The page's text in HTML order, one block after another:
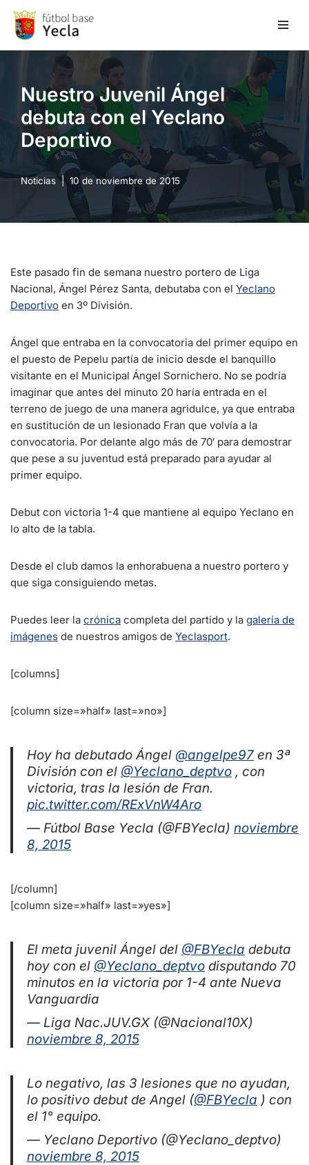
Saltar
al
contenido
Nuestro Juvenil Ángel
debuta con el Yeclano
Deportivo
Noticias 10 de noviembre de 2015
Este pasado fin de semana nuestro portero de Liga
Nacional, Ángel Pérez Santa, debutaba con el Yeclano
Deportivo en 3º División.
Ángel que entraba en la convocatoria del primer equipo en
el puesto de Pepelu partía de inicio desde el banquillo
visitante en el Municipal Ángel Sornichero. No se podría
imaginar que antes del minuto 20 haría entrada en el
terreno de juego de una manera agridulce, ya que entraba
en sustitución de un lesionado Fran que volvía a la
convocatoria. Por delante algo más de 70′ para demostrar
que pese a su juventud está preparado para ayudar al
primer equipo.
Debut con victoria 1-4 que mantiene al equipo Yeclano en
lo alto de la tabla.
Desde el club damos la enhorabuena a nuestro portero y
que siga consiguiendo metas.
Puedes leer la crónica completa del partido y la galería de
imágenes de nuestros amigos de Yeclasport.
[columns]
[column size=»half» last=»no»]
Hoy ha debutado Ángel @angelpe97 en 3ª
División con el @Yeclano_deptvo , con
victoria, tras la lesión de Fran.
pic.twitter.com/RExVnW4Aro
— Fútbol Base Yecla (@FBYecla) noviembre
8, 2015
[/column]
[column size=»half» last=»yes»]
El meta juvenil Ángel del @FBYecla debuta
hoy con el @Yeclano_deptvo disputando 70
minutos en la victoria por 1-4 ante Nueva
Vanguardia
— Liga Nac.JUV.GX (@Nacional10X)
noviembre 8, 2015
Lo negativo, las 3 lesiones que no ayudan,
lo positivo debut de Angel (@FBYecla ) con
el 1° equipo.
— Yeclano Deportivo (@Yeclano_deptvo)
noviembre 8, 2015